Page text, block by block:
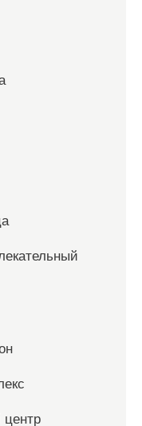
центр